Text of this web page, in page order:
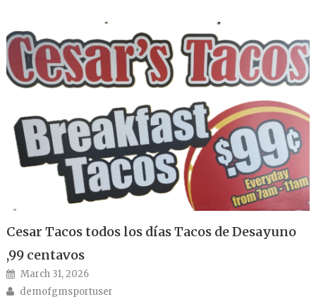
Cesar Tacos todos los días Tacos de Desayuno
,99 centavos
Posted on
March 31, 2026
Author
demofgmsportuser